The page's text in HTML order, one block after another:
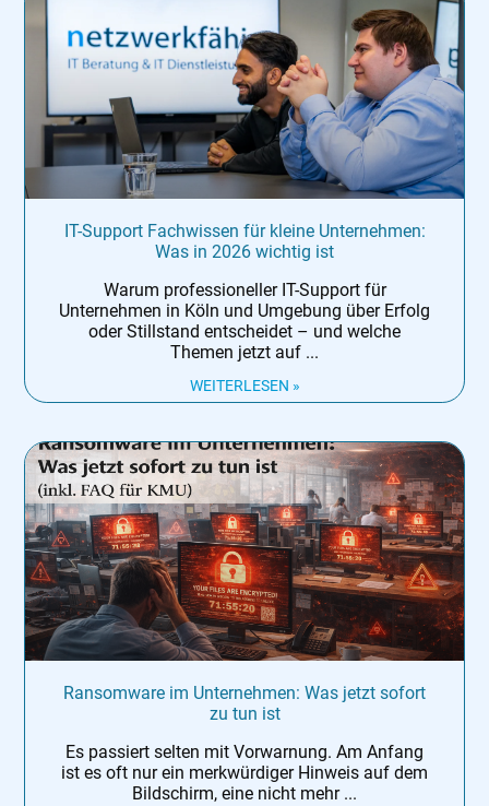
IT-Support Fachwissen für kleine Unternehmen:
Was in 2026 wichtig ist
Warum professioneller IT-Support für
Unternehmen in Köln und Umgebung über Erfolg
oder Stillstand entscheidet – und welche
Themen jetzt auf
WEITERLESEN »
Ransomware im Unternehmen: Was jetzt sofort
zu tun ist
Es passiert selten mit Vorwarnung. Am Anfang
ist es oft nur ein merkwürdiger Hinweis auf dem
Bildschirm, eine nicht mehr